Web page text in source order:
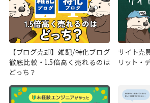
【ブログ売却】雑記/特化ブログ
徹底比較・1.5倍高く売れるのは
どっち？
サイト売
リット・